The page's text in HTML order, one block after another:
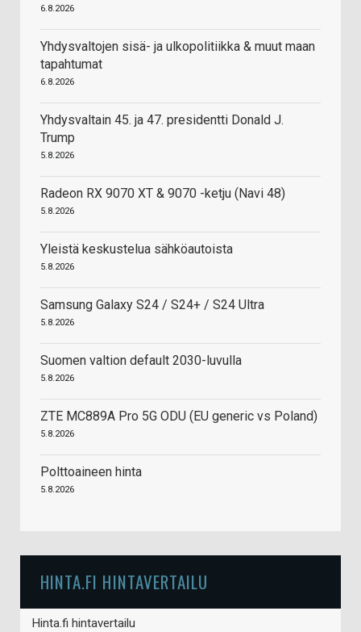
6.8.2026
Yhdysvaltojen sisä- ja ulkopolitiikka & muut maan
tapahtumat
6.8.2026
Yhdysvaltain 45. ja 47. presidentti Donald J.
Trump
5.8.2026
Radeon RX 9070 XT & 9070 -ketju (Navi 48)
5.8.2026
Yleistä keskustelua sähköautoista
5.8.2026
Samsung Galaxy S24 / S24+ / S24 Ultra
5.8.2026
Suomen valtion default 2030-luvulla
5.8.2026
ZTE MC889A Pro 5G ODU (EU generic vs Poland)
5.8.2026
Polttoaineen hinta
5.8.2026
HINTA.FI HINTAVERTAILU
Hinta.fi hintavertailu